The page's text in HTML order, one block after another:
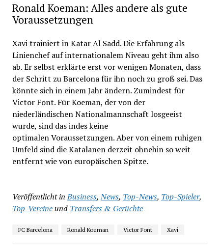
Ronald Koeman: Alles andere als gute
Voraussetzungen
Xavi trainiert in Katar Al Sadd. Die Erfahrung als
Linienchef auf internationalem Niveau geht ihm also
ab. Er selbst erklärte erst vor wenigen Monaten, dass
der Schritt zu Barcelona für ihn noch zu groß sei. Das
könnte sich in einem Jahr ändern. Zumindest für
Victor Font. Für Koeman, der von der
niederländischen Nationalmannschaft losgeeist
wurde, sind das indes keine
optimalen Voraussetzungen. Aber von einem ruhigen
Umfeld sind die Katalanen derzeit ohnehin so weit
entfernt wie von europäischen Spitze.
Veröffentlicht in Business,News, Top-News, Top-Spieler,
Top-Vereineund Transfers & Gerüchte
FC Barcelona Ronald Koeman Victor Font Xavi